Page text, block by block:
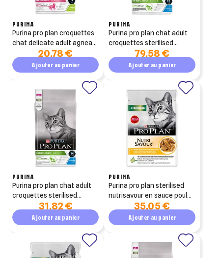
PURINA
purina pro plan croquettes
chat delicate adult agneau
20,78 €
Ajouter au panier
PURINA
purina pro plan chat adult
croquettes sterilised
optirenal lapin 10kg
79,58 €
Ajouter au panier
PURINA
purina pro plan chat adult
croquettes sterilised
optirenal lapin 3kg
31,82 €
Ajouter au panier
PURINA
purina pro plan sterilised
nutrisavour en sauce poulet
35,05 €
Ajouter au panier